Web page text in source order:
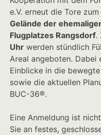
e.V. erneut die Tore zum
Gelände der
Flugplatzes Rangsdorf.
Uhr werden stündlich
Areal angeboten. Dabei
Einblicke in die
sowie die aktuellen
BUC-36®.
Eine Anmeldung ist
Sie an festes,